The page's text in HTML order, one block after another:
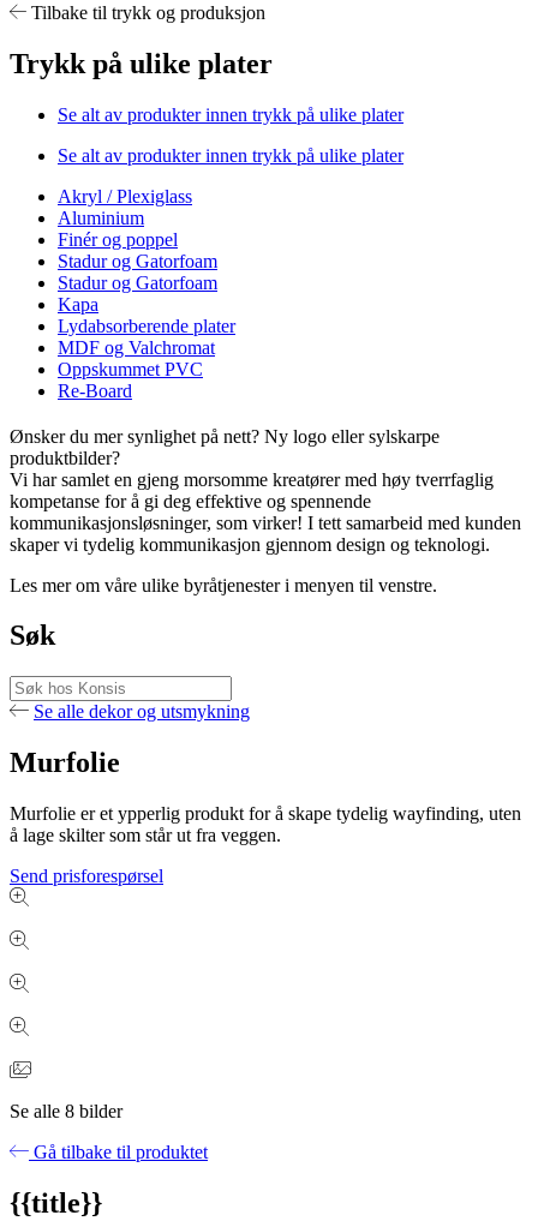
Tilbake til trykk og produksjon
Trykk på ulike plater
Se alt av produkter innen trykk på ulike plater
Se alt av produkter innen trykk på ulike plater
Akryl / Plexiglass
Aluminium
Finér og poppel
Stadur og Gatorfoam
Stadur og Gatorfoam
Kapa
Lydabsorberende plater
MDF og Valchromat
Oppskummet PVC
Re-Board
Ønsker du mer synlighet på nett? Ny logo eller sylskarpe
produktbilder?
Vi har samlet en gjeng morsomme kreatører med høy tverrfaglig
kompetanse for å gi deg effektive og spennende
kommunikasjonsløsninger, som virker! I tett samarbeid med kunden
skaper vi tydelig kommunikasjon gjennom design og teknologi.
Les mer om våre ulike byråtjenester i menyen til venstre.
Søk
Se alle dekor og utsmykning
Murfolie
Murfolie er et ypperlig produkt for å skape tydelig wayfinding, uten
å lage skilter som står ut fra veggen.
Send prisforespørsel
Se alle 8 bilder
Gå tilbake til produktet
{{title}}